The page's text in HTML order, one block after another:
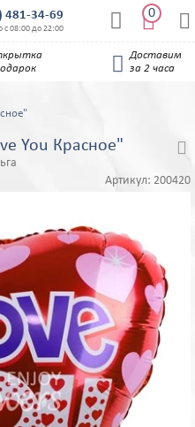
481-34-69
с 08:00 до 22:00  
0 

Доставим
за 2 часа
You Красное"
Артикул: 200420
